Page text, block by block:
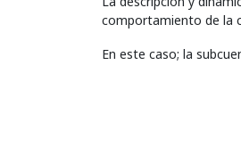
comportamiento de la
En este caso; la